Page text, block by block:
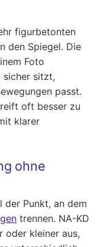
figurbetonten
den Spiegel. Die
Foto
sitzt,
passt.
oft besser zu
klarer
ohne
der Punkt, an dem
trennen. NA-KD
kleiner aus,